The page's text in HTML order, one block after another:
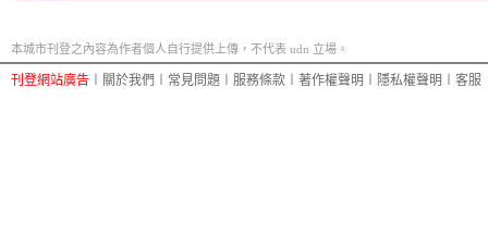
本城市刊登之內容為作者個人自行提供上傳，不代表 udn 立場。
刊登網站廣告 關於我們 常見問題 服務條款 著作權聲明 隱私權聲明 客服